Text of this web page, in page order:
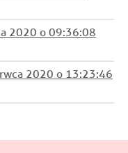
2020 o 09:36:08
2020 o 13:23:46